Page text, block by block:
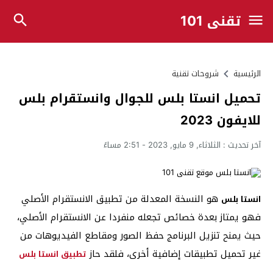
تقني 101
الرئيسية شروحات تقنية
تحميل انستا بلس للجوال وانستقرام بلس
للايفون 2023
آخر تحديث : الثلاثاء, 9 مايو, 2023 - 2:51 مساءً
انستا بلس هو النسخة المعدلة من تطبيق الانستقرام الأصلي
فهو يمتاز بعدة خصائص تجعله منفردا عن الانستقرام الأصلي،
حيث يمنح تنزيل البرنامج حفظ الصور ومقاطع الفيديوهات من
غير تحميل تطبيقات إضافية أخرى، فلقد حاز تطبيق انستا بلس